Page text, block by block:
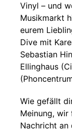
Vinyl – und
Musikmarkt
eurem
Dive mit
Sebastian
Ellinghaus
Wie gefällt
Meinung, wir
Nachricht an